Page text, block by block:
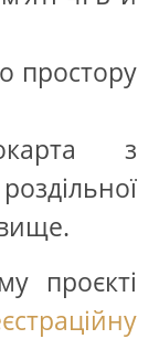
простору
з
проєкті